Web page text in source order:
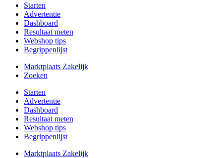
Starten
Advertentie
Dashboard
Resultaat meten
Webshop tips
Begrippenlijst
Marktplaats Zakelijk
Zoeken
Starten
Advertentie
Dashboard
Resultaat meten
Webshop tips
Begrippenlijst
Marktplaats Zakelijk